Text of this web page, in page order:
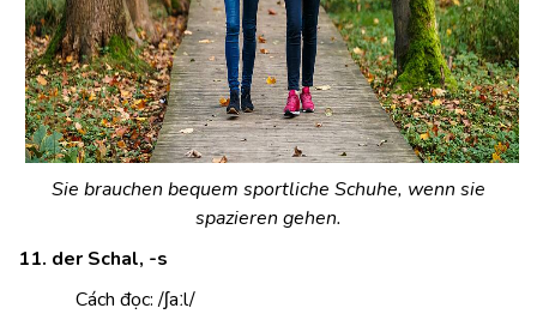
Sie brauchen bequem sportliche Schuhe, wenn sie
spazieren gehen.
11. der Schal, -s
Cách đọc: /ʃaːl/